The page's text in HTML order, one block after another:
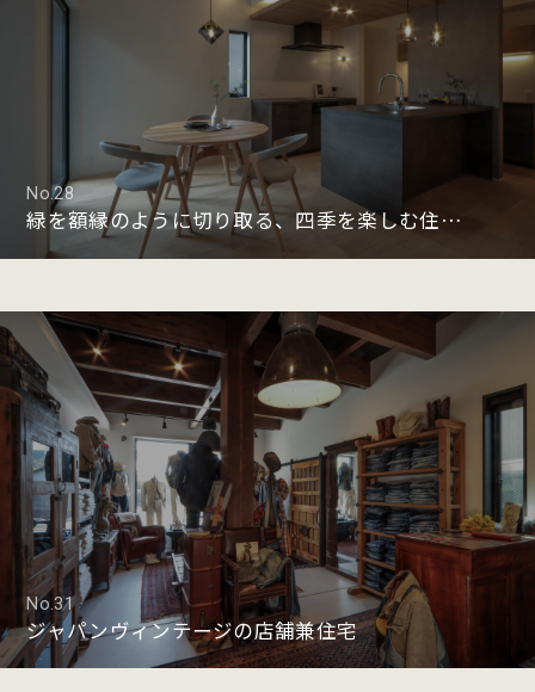
No.28
緑を額縁のように切り取る、四季を楽しむ住まい
No.31
ジャパンヴィンテージの店舗兼住宅